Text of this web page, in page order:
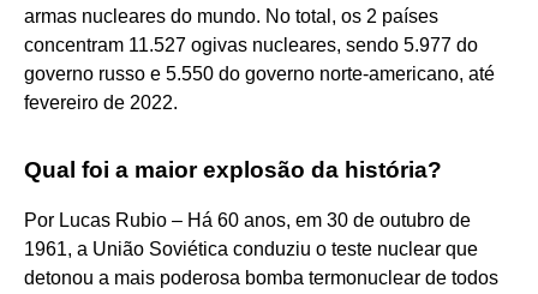
armas nucleares do mundo. No total, os 2 países
concentram 11.527 ogivas nucleares, sendo 5.977 do
governo russo e 5.550 do governo norte-americano, até
fevereiro de 2022.
Qual foi a maior explosão da história?
Por Lucas Rubio – Há 60 anos, em 30 de outubro de
1961, a União Soviética conduziu o teste nuclear que
detonou a mais poderosa bomba termonuclear de todos